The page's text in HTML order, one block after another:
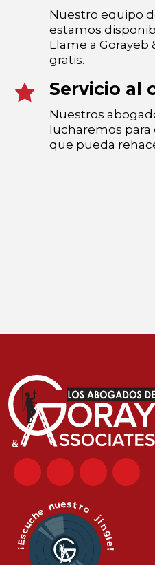
Nuestro equipo
estamos
Llame a Gorayeb
gratis.
Servicio al
Nuestros
lucharemos para
que pueda